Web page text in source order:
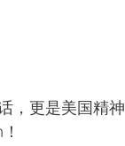
，更是美国精神